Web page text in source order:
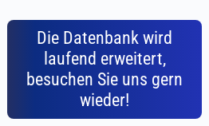
Die Datenbank wird
laufend erweitert,
besuchen Sie uns gern
wieder!